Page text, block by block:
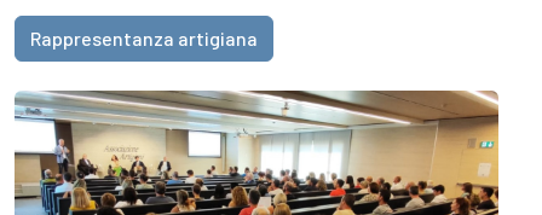
Rappresentanza artigiana